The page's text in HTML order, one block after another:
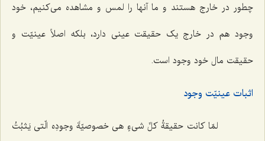
چطور در خارج هستند و ما آنها را لمس و مشاهده می‌کنیم، خود
وجود هم در خارج یک حقیقت عینی دارد، بلکه اصلاً عینیّت و
حقیقت مال خود وجود است.
اثبات عینیّت وجود‌
لمّا کانت حقیقةُ کلِّ شیءٍ هی خصوصیّةَ وجودِه الّتی یَثبُتُ